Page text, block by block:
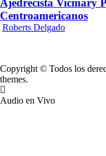
Ajedrecista Vicmary
Centroamericanos
Roberts Delgado
Copyright © Todos los
themes.
Audio en Vivo